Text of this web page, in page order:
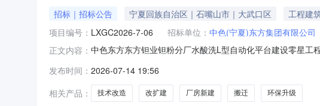
招标｜招标公告 宁夏回族自治区｜石嘴山市｜大武口区 工程建
项目编号： LXGC2026-7-06 招标单位： 中色(宁夏)东方集团有限公司
正文内容： 中色东方东方钽业钽粉分厂水酸洗L型自动化平台建设零星
发布时间： 2026-07-14 19:56
相关产品：
技术改造 改扩建 厂房新建 搬迁 环保升级